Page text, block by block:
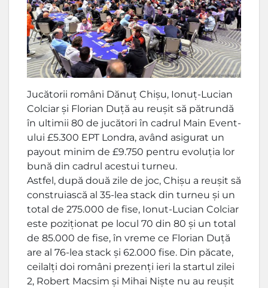
Jucătorii români Dănuț Chișu, Ionuț-Lucian
Colciar și Florian Duță au reușit să pătrundă
în ultimii 80 de jucători în cadrul Main Event-
ului £5.300 EPT Londra, având asigurat un
payout minim de £9.750 pentru evoluția lor
bună din cadrul acestui turneu.
Astfel, după două zile de joc, Chișu a reușit să
construiască al 35-lea stack din turneu și un
total de 275.000 de fise, Ionut-Lucian Colciar
este poziționat pe locul 70 din 80 și un total
de 85.000 de fise, în vreme ce Florian Duță
are al 76-lea stack și 62.000 fise. Din păcate,
ceilalți doi români prezenți ieri la startul zilei
2, Robert Macsim și Mihai Niște nu au reușit